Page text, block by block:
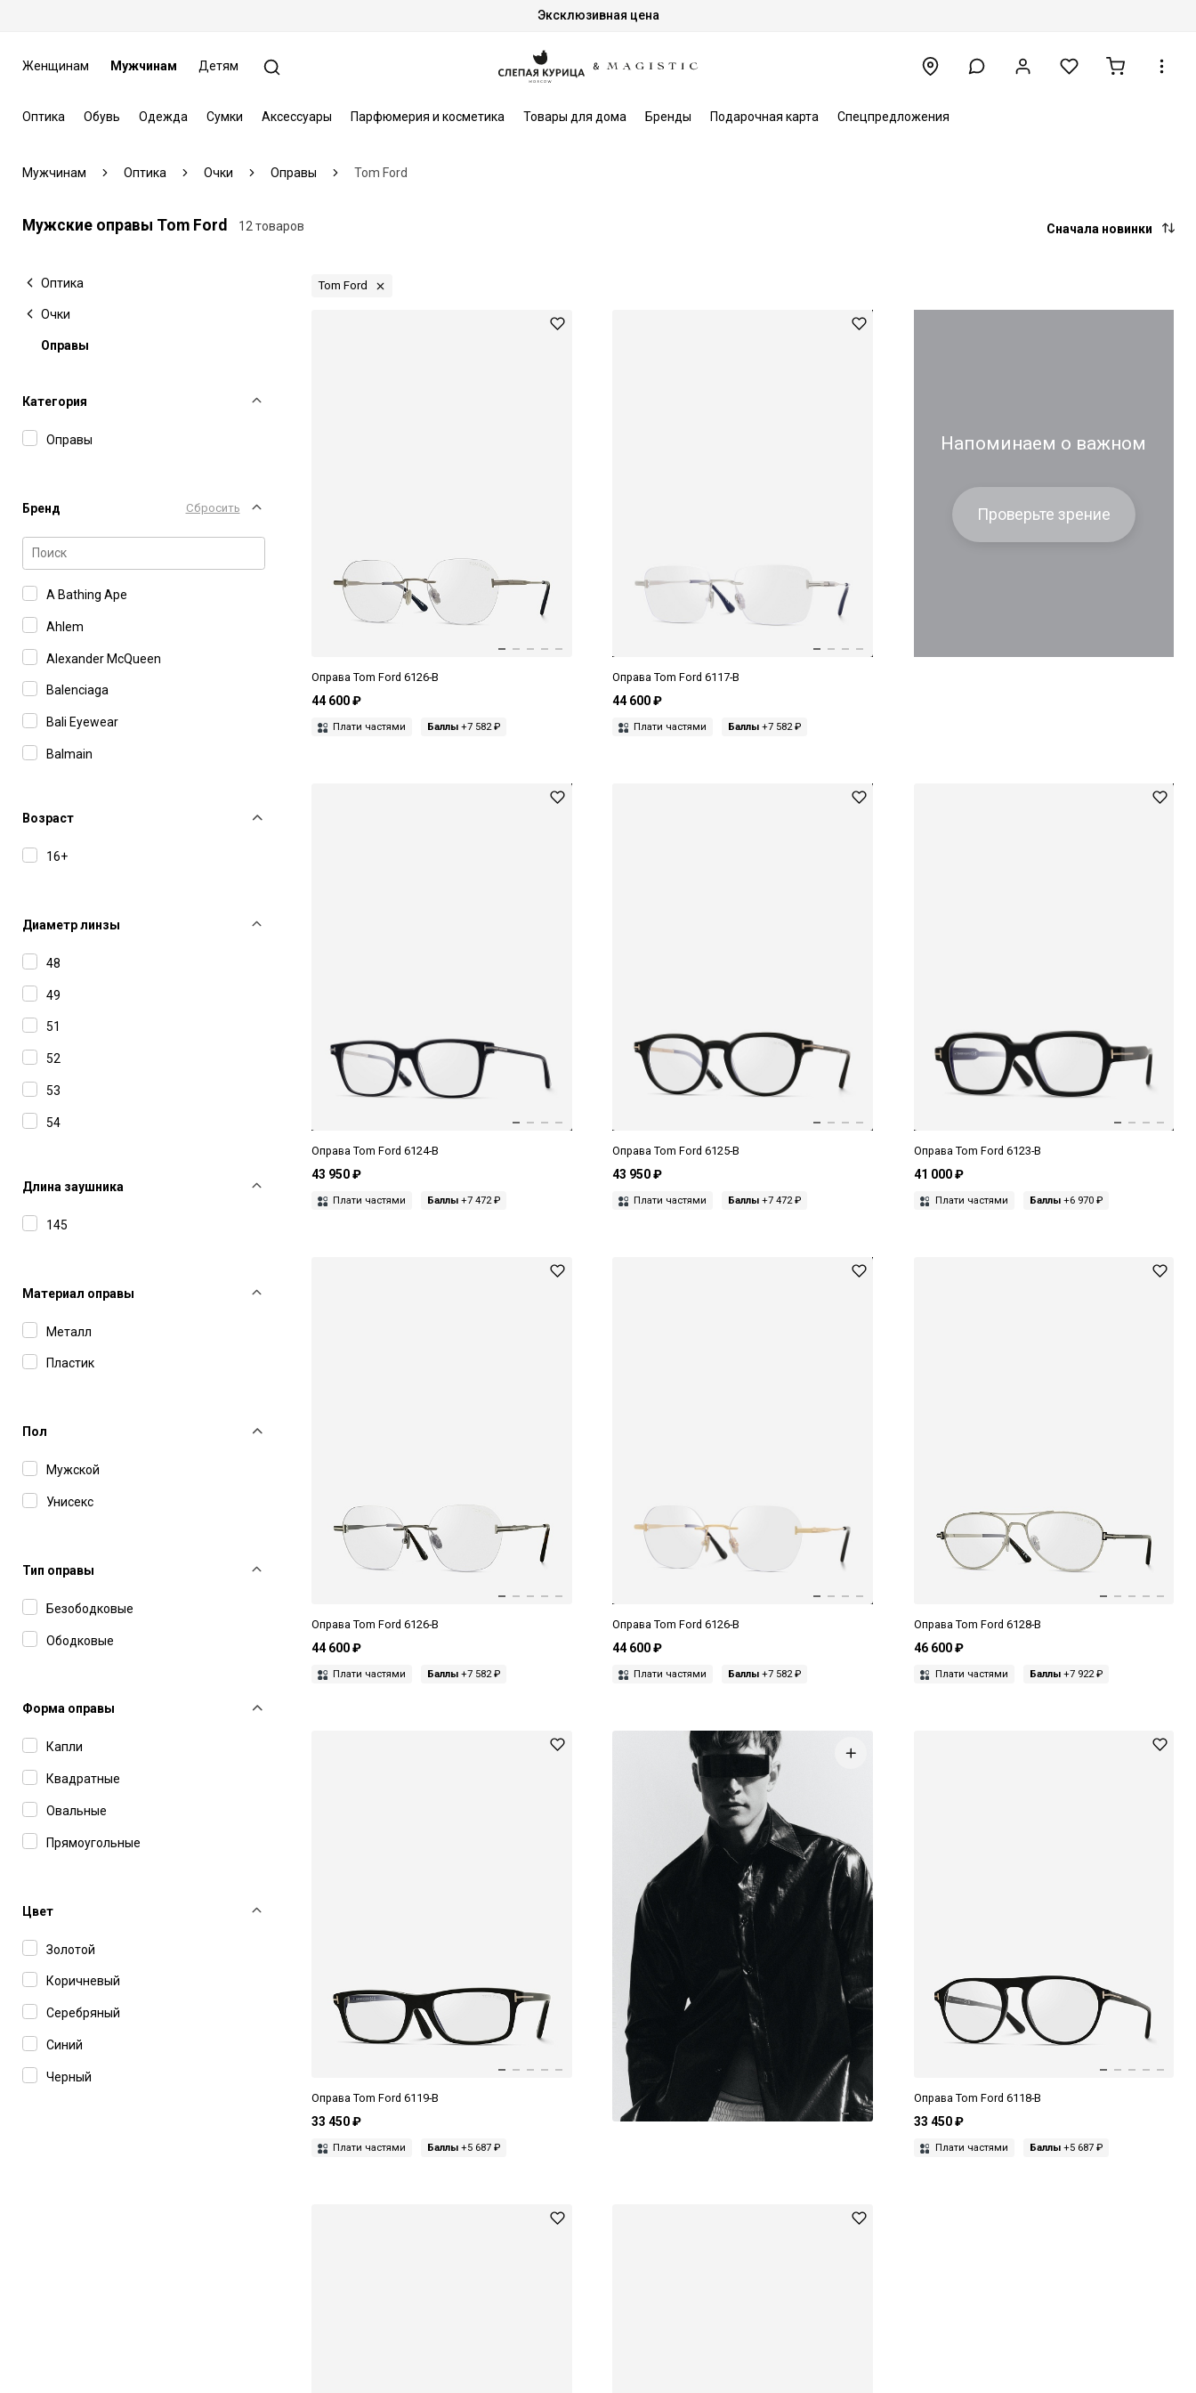
Эксклюзивная цена
Женщинам Мужчинам Детям
Оптика Обувь Одежда Сумки Аксессуары Парфюмерия и косметика Товары для дома Бренды Подарочная карта Спецпредложения
Мужчинам Оптика Очки Оправы Tom Ford
Мужские оправы Tom Ford 12 товаров Сначала новинки
Оптика
Очки
Оправы
Категория
Оправы
Бренд Сбросить
A Bathing Ape
Ahlem
Alexander McQueen
Balenciaga
Bali Eyewear
Balmain
Bottega Veneta
Carolina Lemke
Jacquemus
Kuboraum
Leisure Society
Linda Farrow
Maybach
Miu Miu
MM6 Maison Margiela
Movitra
Polaroid
Ray-Ban
Saint Laurent
Seventh Street
Возраст
16+
Диаметр линзы
48
49
51
52
53
54
Длина заушника
145
Материал оправы
Металл
Пластик
Пол
Мужской
Унисекс
Тип оправы
Безободковые
Ободковые
Форма оправы
Капли
Квадратные
Овальные
Прямоугольные
Цвет
Золотой
Коричневый
Серебряный
Синий
Черный
Tom Ford
Оправа Tom Ford 6126-B
44 600 ₽
Плати частями Баллы +7 582 ₽
Оправа Tom Ford 6117-B
44 600 ₽
Плати частями Баллы +7 582 ₽
Напоминаем о важном
Проверьте зрение
Оправа Tom Ford 6124-B
43 950 ₽
Плати частями Баллы +7 472 ₽
Оправа Tom Ford 6125-B
43 950 ₽
Плати частями Баллы +7 472 ₽
Оправа Tom Ford 6123-B
41 000 ₽
Плати частями Баллы+6 970 ₽
Оправа Tom Ford 6126-B
44 600 ₽
Плати частями Баллы +7 582 ₽
Оправа Tom Ford 6126-B
44 600 ₽
Плати частями Баллы +7 582 ₽
Оправа Tom Ford 6128-B
46 600 ₽
Плати частями Баллы+7 922 ₽
Оправа Tom Ford 6119-B
33 450 ₽
Плати частями Баллы +5 687 ₽
Оправа Tom Ford 6118-B
33 450 ₽
Плати частями Баллы+5 687 ₽